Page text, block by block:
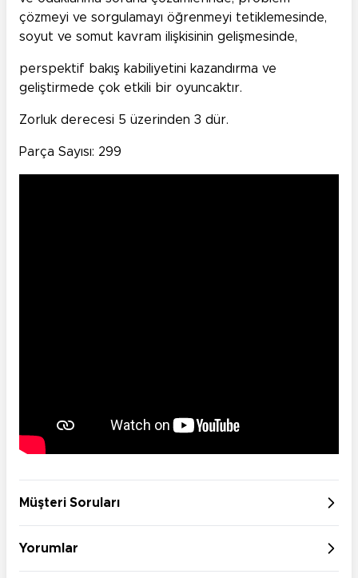
çözmeyi ve sorgulamayı öğrenmeyi tetiklemesinde,
soyut ve somut kavram ilişkisinin gelişmesinde,
perspektif bakış kabiliyetini kazandırma ve
geliştirmede çok etkili bir oyuncaktır.
Zorluk derecesi 5 üzerinden 3 dür.
Parça Sayısı: 299
Müşteri Soruları
Yorumlar